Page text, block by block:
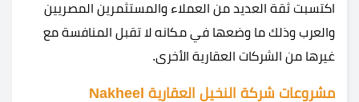
اكتسبت ثقة العديد من العملاء والمستثمرين المصريين
والعرب وذلك ما وضعها في مكانه لا تقبل المنافسة مع
غيرها من الشركات العقارية الأخرى.
مشروعات شركة النخيل العقارية Nakheel